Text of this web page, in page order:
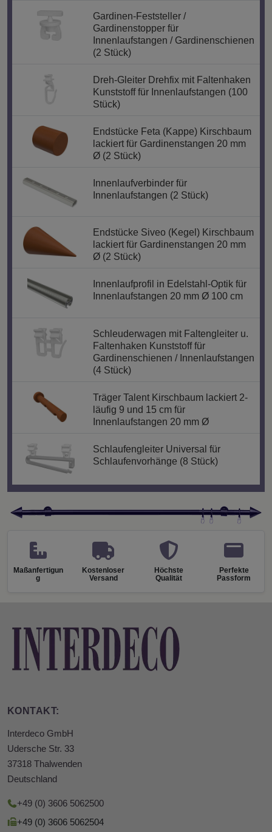
Gardinen-Feststeller /
Gardinenstopper für
Innenlaufstangen / Gardinenschienen
(2 Stück)
Dreh-Gleiter Drehfix mit Faltenhaken
Kunststoff für Innenlaufstangen (100
Stück)
Endstücke Feta (Kappe) Kirschbaum
lackiert für Gardinenstangen 20 mm
Ø (2 Stück)
Innenlaufverbinder für
Innenlaufstangen (2 Stück)
Endstücke Siveo (Kegel) Kirschbaum
lackiert für Gardinenstangen 20 mm
Ø (2 Stück)
Innenlaufprofil in Edelstahl-Optik für
Innenlaufstangen 20 mm Ø 100 cm
Schleuderwagen mit Faltengleiter u.
Faltenhaken Kunststoff für
Gardinenschienen / Innenlaufstangen
(4 Stück)
Träger Talent Kirschbaum lackiert 2-
läufig 9 und 15 cm für
Innenlaufstangen 20 mm Ø
Schlaufengleiter Universal für
Schlaufenvorhänge (8 Stück)
Maßanfertigun
g
Kostenloser
Versand
Höchste
Qualität
Perfekte
Passform
KONTAKT:
Interdeco GmbH
Udersche Str. 33
37318 Thalwenden
Deutschland
+49 (0) 3606 5062500
+49 (0) 3606 5062504